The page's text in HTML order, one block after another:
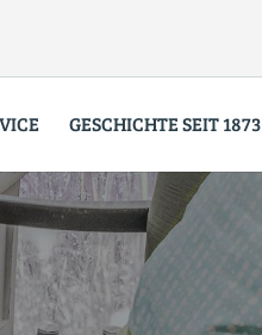
GESCHICHTE SEIT 1873